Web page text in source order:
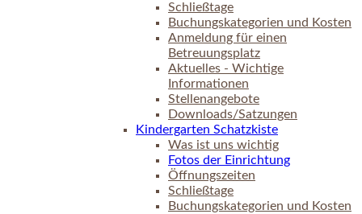
Schließtage
Buchungskategorien und Kosten
Anmeldung für einen
Betreuungsplatz
Aktuelles - Wichtige
Informationen
Stellenangebote
Downloads/Satzungen
Kindergarten Schatzkiste
Was ist uns wichtig
Fotos der Einrichtung
Öffnungszeiten
Schließtage
Buchungskategorien und Kosten